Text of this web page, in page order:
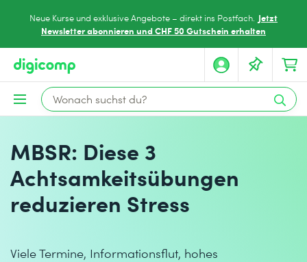
Neue Kurse und exklusive Angebote – direkt ins Postfach. Jetzt
Newsletter abonnieren und CHF 50 Gutschein erhalten
MBSR: Diese 3
Achtsamkeitsübungen
reduzieren Stress
Viele Termine, Informationsflut, hohes